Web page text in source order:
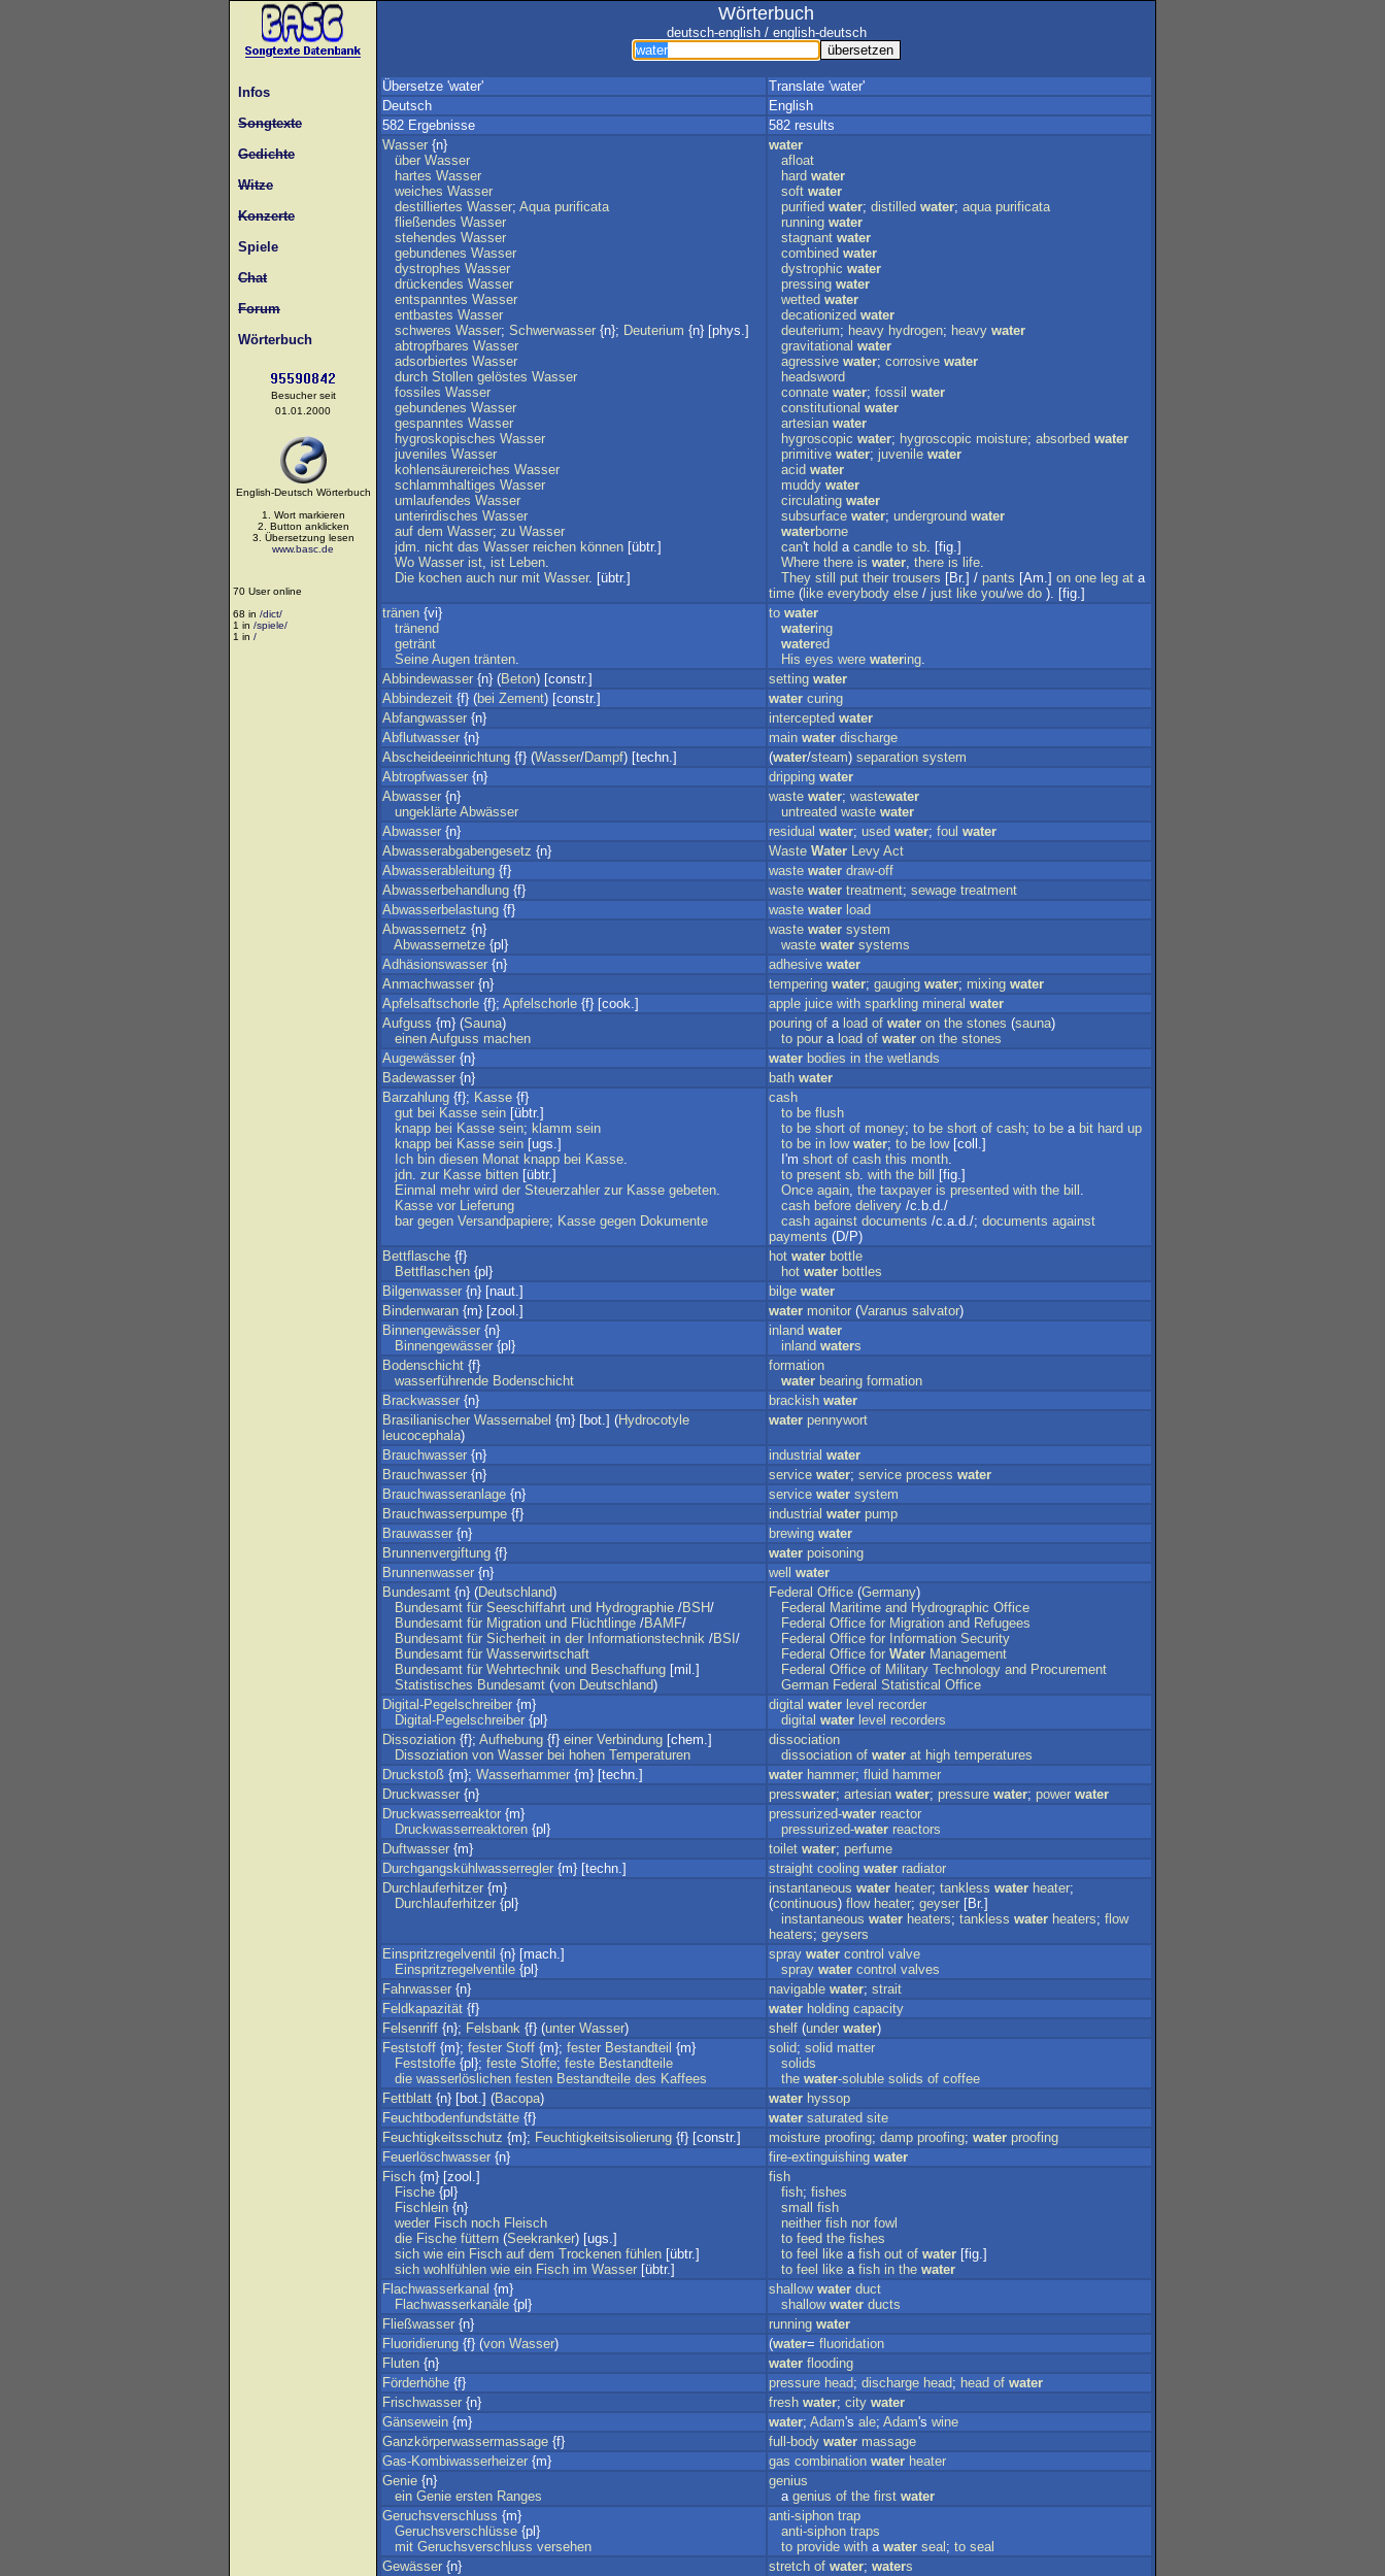
Infos
Songtexte
Gedichte
Witze
Konzerte
Spiele
Chat
Forum
Wörterbuch
Besucher seit
01.01.2000
English-Deutsch Wörterbuch
1. Wort markieren
2. Button anklicken
3. Übersetzung lesen
www.basc.de
70 User online
68 in /dict/
1 in /spiele/
1 in /
Wörterbuch
deutsch-english / english-deutsch
Übersetze 'water'
Translate 'water'
Deutsch
English
582 Ergebnisse
582 results
Wasser {n}
über Wasser
hartes Wasser
weiches Wasser
destilliertes Wasser; Aqua purificata
fließendes Wasser
stehendes Wasser
gebundenes Wasser
dystrophes Wasser
drückendes Wasser
entspanntes Wasser
entbastes Wasser
schweres Wasser; Schwerwasser {n}; Deuterium {n} [phys.]
abtropfbares Wasser
adsorbiertes Wasser
durch Stollen gelöstes Wasser
fossiles Wasser
gebundenes Wasser
gespanntes Wasser
hygroskopisches Wasser
juveniles Wasser
kohlensäurereiches Wasser
schlammhaltiges Wasser
umlaufendes Wasser
unterirdisches Wasser
auf dem Wasser; zu Wasser
jdm. nicht das Wasser reichen können [übtr.]
Wo Wasser ist, ist Leben.
Die kochen auch nur mit Wasser. [übtr.]
water
afloat
hard water
soft water
purified water; distilled water; aqua purificata
running water
stagnant water
combined water
dystrophic water
pressing water
wetted water
decationized water
deuterium; heavy hydrogen; heavy water
gravitational water
agressive water; corrosive water
headsword
connate water; fossil water
constitutional water
artesian water
hygroscopic water; hygroscopic moisture; absorbed water
primitive water; juvenile water
acid water
muddy water
circulating water
subsurface water; underground water
waterborne
can't hold a candle to sb. [fig.]
Where there is water, there is life.
They still put their trousers [Br.] / pants [Am.] on one leg at a
time ( like everybody else / just like you/we do ). [fig.]
tränen {vi}
tränend
getränt
Seine Augen tränten.
to water
watering
watered
His eyes were watering.
Abbindewasser {n} (Beton) [constr.] setting water
Abbindezeit {f} (bei Zement) [constr.] water curing
Abfangwasser {n} intercepted water
Abflutwasser {n} main water discharge
Abscheideeinrichtung {f} (Wasser/Dampf) [techn.] (water/steam) separation system
Abtropfwasser {n} dripping water
Abwasser {n}
ungeklärte Abwässer
waste water; wastewater
untreated waste water
Abwasser {n} residual water; used water; foul water
Abwasserabgabengesetz {n} Waste Water Levy Act
Abwasserableitung {f} waste water draw-off
Abwasserbehandlung {f} waste water treatment; sewage treatment
Abwasserbelastung {f} waste water load
Abwassernetz {n}
Abwassernetze {pl}
waste water system
waste water systems
Adhäsionswasser {n} adhesive water
Anmachwasser {n} tempering water; gauging water; mixing water
Apfelsaftschorle {f}; Apfelschorle {f} [cook.] apple juice with sparkling mineral water
Aufguss {m} (Sauna)
einen Aufguss machen
pouring of a load of water on the stones (sauna)
to pour a load of water on the stones
Augewässer {n} water bodies in the wetlands
Badewasser {n} bath water
Barzahlung {f}; Kasse {f}
gut bei Kasse sein [übtr.]
knapp bei Kasse sein; klamm sein
knapp bei Kasse sein [ugs.]
Ich bin diesen Monat knapp bei Kasse.
jdn. zur Kasse bitten [übtr.]
Einmal mehr wird der Steuerzahler zur Kasse gebeten.
Kasse vor Lieferung
bar gegen Versandpapiere; Kasse gegen Dokumente
cash
to be flush
to be short of money; to be short of cash; to be a bit hard up
to be in low water; to be low[coll.]
I'm short of cash this month.
to present sb. with the bill
[fig.]
Once again, the taxpayer is presented with the bill .
cash before delivery /c.b.d./
cash against documents /c.a.d./; documents against
payments (D/P)
Bettflasche {f}
Bettflaschen {pl}
hot water bottle
hot water bottles
Bilgenwasser {n} [naut.] bilge water
Bindenwaran {m} [zool.] water monitor (Varanus salvator)
Binnengewässer {n}
Binnengewässer {pl}
inland water
inland waters
Bodenschicht {f}
wasserführende Bodenschicht
formation
water bearing formation
Brackwasser {n} brackish water
Brasilianischer Wassernabel {m} [bot.] (Hydrocotyle
leucocephala)
water pennywort
Brauchwasser {n} industrial water
Brauchwasser {n} service water; service process water
Brauchwasseranlage {n} service water system
Brauchwasserpumpe {f} industrial water pump
Brauwasser {n} brewing water
Brunnenvergiftung {f} water poisoning
Brunnenwasser {n} well
water
Bundesamt {n} (Deutschland)
Bundesamt für Seeschiffahrt und Hydrographie /BSH/
Bundesamt für Migration und Flüchtlinge /BAMF/
Bundesamt für Sicherheit in der Informationstechnik /BSI /
Bundesamt für Wasserwirtschaft
Bundesamt für Wehrtechnik und Beschaffung [mil.]
Statistisches Bundesamt (von Deutschland)
Federal Office (Germany)
Federal Maritime and Hydrographic Office
Federal Office for Migration and Refugees
Federal Office for Information Security
Federal Office for Water Management
Federal Office of Military Technology and Procurement
German Federal Statistical Office
Digital-Pegelschreiber {m}
Digital-Pegelschreiber {pl}
digital water level recorder
digital water level recorders
Dissoziation {f}; Aufhebung {f} einer Verbindung [chem.]
Dissoziation von Wasser bei hohen Temperaturen
dissociation
dissociation of water at high temperatures
Druckstoß {m}; Wasserhammer {m} [techn.] water hammer; fluid hammer
Druckwasser {n} presswater; artesian water; pressure water; power water
Druckwasserreaktor {m}
Druckwasserreaktoren {pl}
pressurized-water reactor
pressurized-water reactors
Duftwasser {m} toilet water; perfume
Durchgangskühlwasserregler {m} [techn.] straight cooling water radiator
Durchlauferhitzer {m}
Durchlauferhitzer {pl}
instantaneous water heater; tankless water heater;
(continuous) flow heater; geyser [Br.]
instantaneous water heaters; tankless water heaters; flow
heaters; geysers
Einspritzregelventil {n} [mach.]
Einspritzregelventile {pl}
spray water control valve
spray water control valves
Fahrwasser {n} navigable water; strait
Feldkapazität {f} water holding capacity
Felsenriff {n}; Felsbank {f} (unter Wasser) shelf (under water)
Feststoff {m}; fester Stoff {m}; fester Bestandteil {m}
Feststoffe {pl}; feste Stoffe; feste Bestandteile
die wasserlöslichen festen Bestandteile des Kaffees
solid; solid matter
solids
the water-soluble solids of coffee
Fettblatt {n} [bot.] (Bacopa) water hyssop
Feuchtbodenfundstätte {f} water saturated site
Feuchtigkeitsschutz {m}; Feuchtigkeitsisolierung {f} [constr.] moisture proofing; damp proofing; water proofing
Feuerlöschwasser {n} fire-extinguishing water
Fisch {m} [zool.]
Fische {pl}
Fischlein {n}
weder Fisch noch Fleisch
die Fische füttern (Seekranker) [ugs.]
sich wie ein Fisch auf dem Trockenen fühlen [übtr.]
sich wohlfühlen wie ein Fisch im Wasser [übtr.]
fish
fish; fishes
small fish
neither fish nor fowl
to feed the fishes
to feel like a fish out of water [fig.]
to feel like a fish in the water
Flachwasserkanal {m}
Flachwasserkanäle {pl}
shallow water duct
shallow water ducts
Fließwasser {n} running water
Fluoridierung {f} (von Wasser) (water= fluoridation
Fluten {n} water flooding
Förderhöhe {f} pressure head; discharge head; head of water
Frischwasser {n} fresh water; city water
Gänsewein {m} water; Adam's ale; Adam's wine
Ganzkörperwassermassage {f} full-body water massage
Gas-Kombiwasserheizer {m} gas combination water heater
Genie {n}
ein Genie ersten Ranges
genius
a genius of the first water
Geruchsverschluss {m}
Geruchsverschlüsse {pl}
mit Geruchsverschluss versehen
anti-siphon trap
anti-siphon traps
to provide with a water seal ; to seal
Gewässer {n}
stretch of water; waters